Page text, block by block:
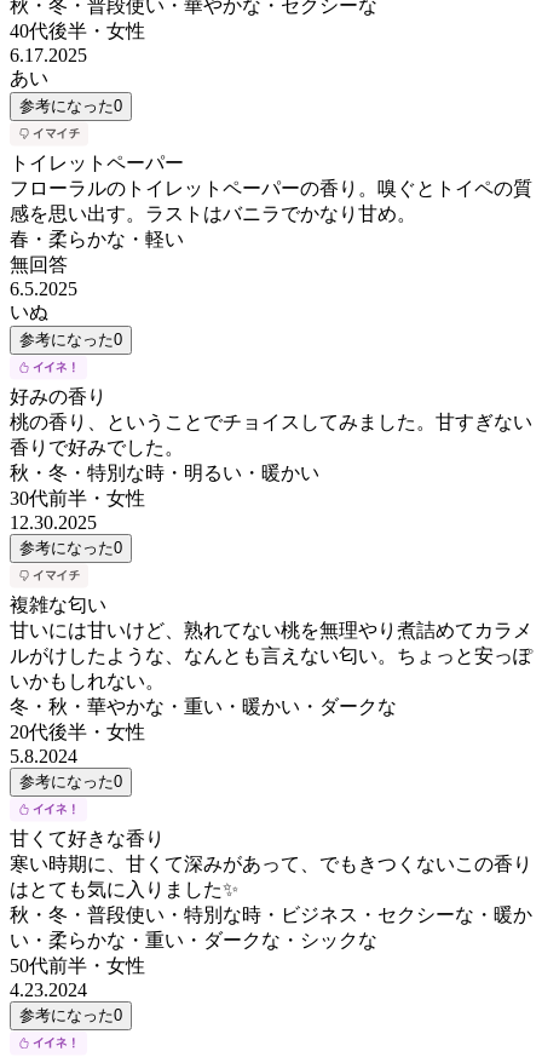
秋・冬・普段使い・華やかな・セクシーな
40代後半 ・ 女性
6.17.2025
あい
参考になった0
トイレットペーパー
フローラルのトイレットペーパーの香り。嗅ぐとトイペの質
感を思い出す。ラストはバニラでかなり甘め。
春・柔らかな・軽い
無回答
6.5.2025
いぬ
参考になった0
好みの香り
桃の香り、ということでチョイスしてみました。甘すぎない
香りで好みでした。
秋・冬・特別な時・明るい・暖かい
30代前半 ・ 女性
12.30.2025
参考になった0
複雑な匂い
甘いには甘いけど、熟れてない桃を無理やり煮詰めてカラメ
ルがけしたような、なんとも言えない匂い。ちょっと安っぽ
いかもしれない。
冬・秋・華やかな・重い・暖かい・ダークな
20代後半 ・ 女性
5.8.2024
参考になった0
甘くて好きな香り
寒い時期に、甘くて深みがあって、でもきつくないこの香り
はとても気に入りました✨
秋・冬・普段使い・特別な時・ビジネス・セクシーな・暖か
い・柔らかな・重い・ダークな・シックな
50代前半 ・ 女性
4.23.2024
参考になった0